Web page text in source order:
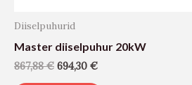
Diiselpuhurid
Master diiselpuhur 20kW
867,88€ 694,30 €